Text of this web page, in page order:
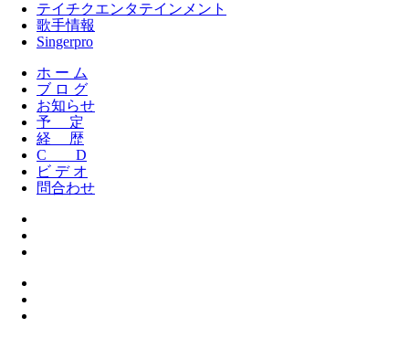
テイチクエンタテインメント
歌手情報
Singerpro
ホ ー ム
ブ ロ グ
お知らせ
予 定
経 歴
C D
ビ デ オ
問合わせ